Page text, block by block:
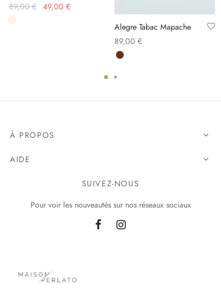
89,00€ Le prix
49,00 €
Alegre Tabac Mapache
89,00 €
À PROPOS
AIDE
SUIVEZ-NOUS
Pour voir les nouveautés sur nos réseaux sociaux